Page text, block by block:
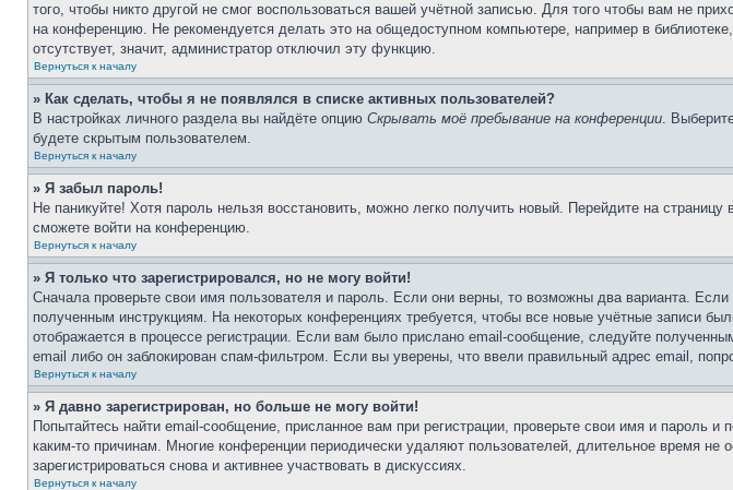
того, чтобы никто другой не смог воспользоваться вашей учётной записью. Для того чтобы вам не
на конференцию. Не рекомендуется делать это на общедоступном компьютере, например в
отсутствует, значит, администратор отключил эту функцию.
Вернуться к началу
» Как сделать, чтобы я не появлялся в списке активных пользователей?
В настройках личного раздела вы найдёте опцию Скрывать моё пребывание на конференции.
будете скрытым пользователем.
Вернуться к началу
» Я забыл пароль!
Не паникуйте! Хотя пароль нельзя восстановить, можно легко получить новый. Перейдите на
сможете войти на конференцию.
Вернуться к началу
» Я только что зарегистрировался, но не могу войти!
Сначала проверьте свои имя пользователя и пароль. Если они верны, то возможны два варианта.
полученным инструкциям. На некоторых конференциях требуется, чтобы все новые учётные записи
отображается в процессе регистрации. Если вам было прислано email-сообщение, следуйте
email либо он заблокирован спам-фильтром. Если вы уверены, что ввели правильный адрес email,
Вернуться к началу
» Я давно зарегистрирован, но больше не могу войти!
Попытайтесь найти email-сообщение, присланное вам при регистрации, проверьте свои имя и пароль
каким-то причинам. Многие конференции периодически удаляют пользователей, длительное время
зарегистрироваться снова и активнее участвовать в дискуссиях.
Вернуться к началу